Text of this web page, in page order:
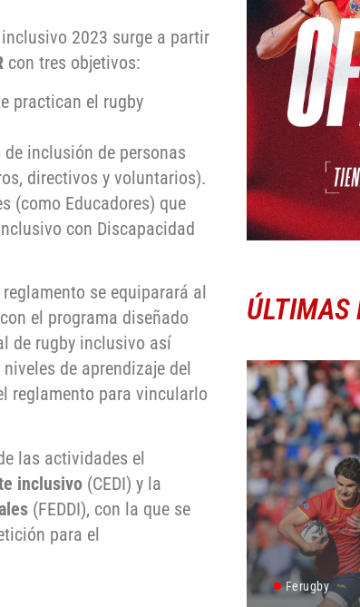
2023 surge a partir
con tres objetivos:
practican el rugby
inclusión de personas
directivos y voluntarios).
(como Educadores) que
con Discapacidad
se equiparará al
el programa diseñado
de rugby inclusivo así
de aprendizaje del
reglamento para vincularlo
las actividades el
inclusivo (CEDI) y la
(FEDDI), con la que se
para el
ÚLTIMAS
Ferugby